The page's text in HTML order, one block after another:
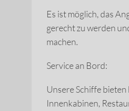
Es ist möglich, das
gerecht zu werden
machen.
Service an Bord:
Unsere Schiffe
Innenkabinen,